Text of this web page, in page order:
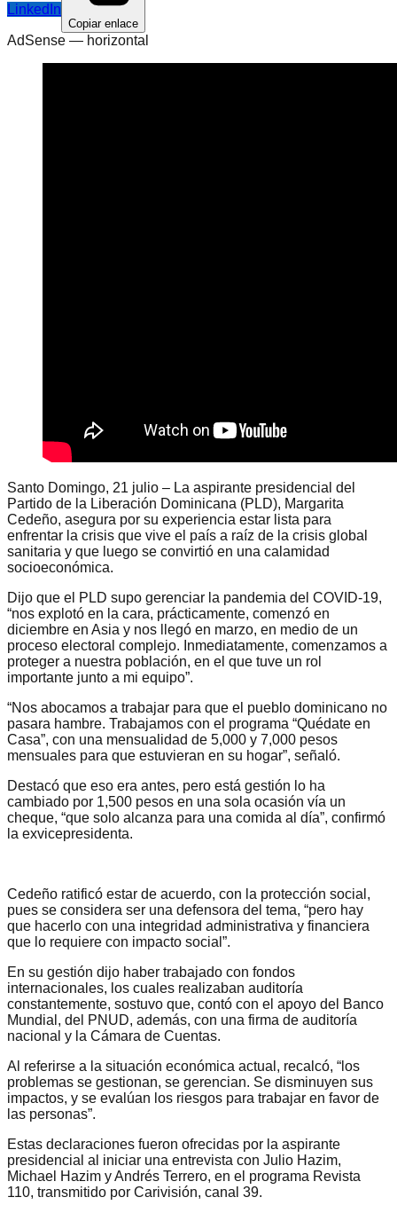
LinkedIn
Copiar enlace
AdSense — horizontal
Santo Domingo, 21 julio – La aspirante presidencial del
Partido de la Liberación Dominicana (PLD), Margarita
Cedeño, asegura por su experiencia estar lista para
enfrentar la crisis que vive el país a raíz de la crisis global
sanitaria y que luego se convirtió en una calamidad
socioeconómica.
Dijo que el PLD supo gerenciar la pandemia del COVID-19,
“nos explotó en la cara, prácticamente, comenzó en
diciembre en Asia y nos llegó en marzo, en medio de un
proceso electoral complejo. Inmediatamente, comenzamos a
proteger a nuestra población, en el que tuve un rol
importante junto a mi equipo”.
“Nos abocamos a trabajar para que el pueblo dominicano no
pasara hambre. Trabajamos con el programa “Quédate en
Casa”, con una mensualidad de 5,000 y 7,000 pesos
mensuales para que estuvieran en su hogar”, señaló.
Destacó que eso era antes, pero está gestión lo ha
cambiado por 1,500 pesos en una sola ocasión vía un
cheque, “que solo alcanza para una comida al día”, confirmó
la exvicepresidenta.
Cedeño ratificó estar de acuerdo, con la protección social,
pues se considera ser una defensora del tema, “pero hay
que hacerlo con una integridad administrativa y financiera
que lo requiere con impacto social”.
En su gestión dijo haber trabajado con fondos
internacionales, los cuales realizaban auditoría
constantemente, sostuvo que, contó con el apoyo del Banco
Mundial, del PNUD, además, con una firma de auditoría
nacional y la Cámara de Cuentas.
Al referirse a la situación económica actual, recalcó, “los
problemas se gestionan, se gerencian. Se disminuyen sus
impactos, y se evalúan los riesgos para trabajar en favor de
las personas”.
Estas declaraciones fueron ofrecidas por la aspirante
presidencial al iniciar una entrevista con Julio Hazim,
Michael Hazim y Andrés Terrero, en el programa Revista
110, transmitido por Carivisión, canal 39.